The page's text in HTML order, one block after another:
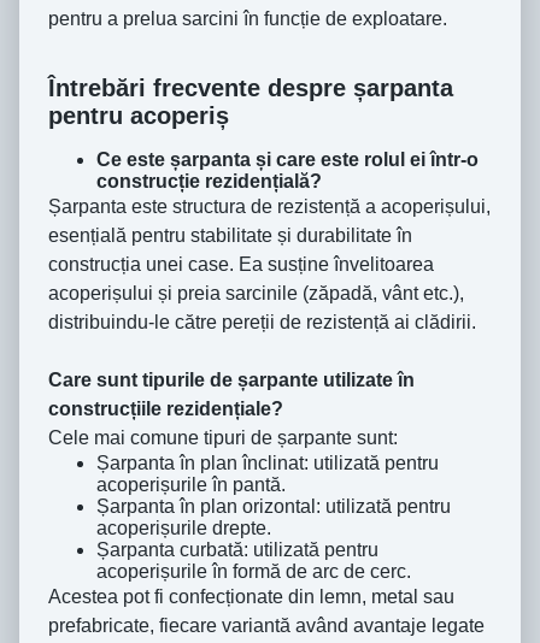
pentru a prelua sarcini în funcție de exploatare.
Întrebări frecvente despre șarpanta
pentru acoperiș
Ce este șarpanta și care este rolul ei într-o
construcție rezidențială?
Șarpanta este structura de rezistență a acoperișului,
esențială pentru stabilitate și durabilitate în
construcția unei case. Ea susține învelitoarea
acoperișului și preia sarcinile (zăpadă, vânt etc.),
distribuindu-le către pereții de rezistență ai clădirii.
Care sunt tipurile de șarpante utilizate în
construcțiile rezidențiale?
Cele mai comune tipuri de șarpante sunt:
Șarpanta în plan înclinat: utilizată pentru
acoperișurile în pantă.
Șarpanta în plan orizontal: utilizată pentru
acoperișurile drepte.
Șarpanta curbată: utilizată pentru
acoperișurile în formă de arc de cerc.
Acestea pot fi confecționate din lemn, metal sau
prefabricate, fiecare variantă având avantaje legate